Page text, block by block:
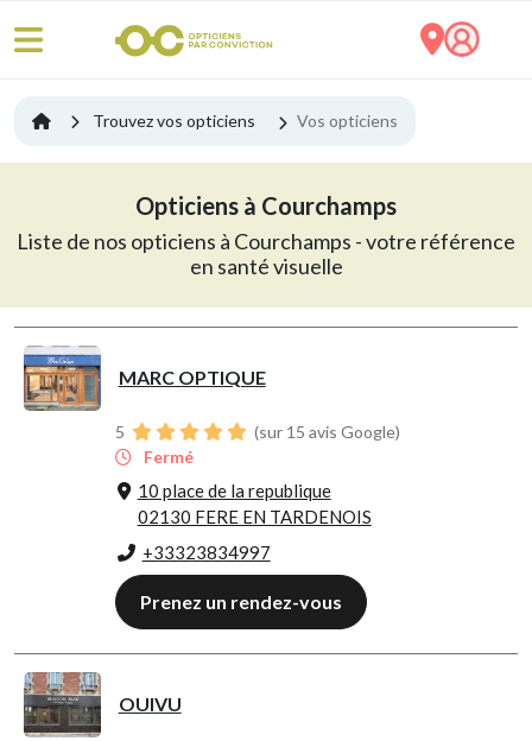
Trouvez vos opticiens Vos opticiens
Opticiens à Courchamps
Liste de nos opticiens à Courchamps - votre référence
en santé visuelle
MARC OPTIQUE
5
(sur 15 avis Google)
Fermé
10 place de la republique
02130 FERE EN TARDENOIS
+33323834997
Prenez un rendez-vous
OUIVU